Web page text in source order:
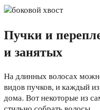
Пучки и
и занятых
На длинных волосах
видов пучков, и каждый
дома. Вот некоторые из